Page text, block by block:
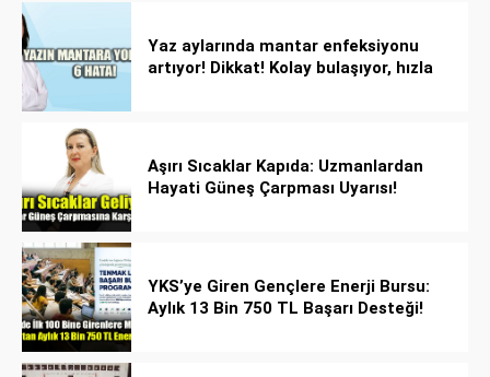
Yaz aylarında mantar enfeksiyonu
artıyor! Dikkat! Kolay bulaşıyor, hızla
Aşırı Sıcaklar Kapıda: Uzmanlardan
Hayati Güneş Çarpması Uyarısı!
YKS’ye Giren Gençlere Enerji Bursu:
Aylık 13 Bin 750 TL Başarı Desteği!